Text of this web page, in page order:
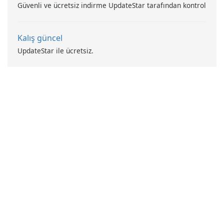
Güvenli ve ücretsiz indirme UpdateStar tarafından kontrol
Kalış güncel
UpdateStar ile ücretsiz.